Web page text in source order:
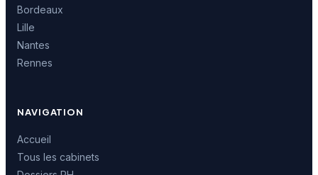
Bordeaux
Lille
Nantes
Rennes
NAVIGATION
Accueil
Tous les cabinets